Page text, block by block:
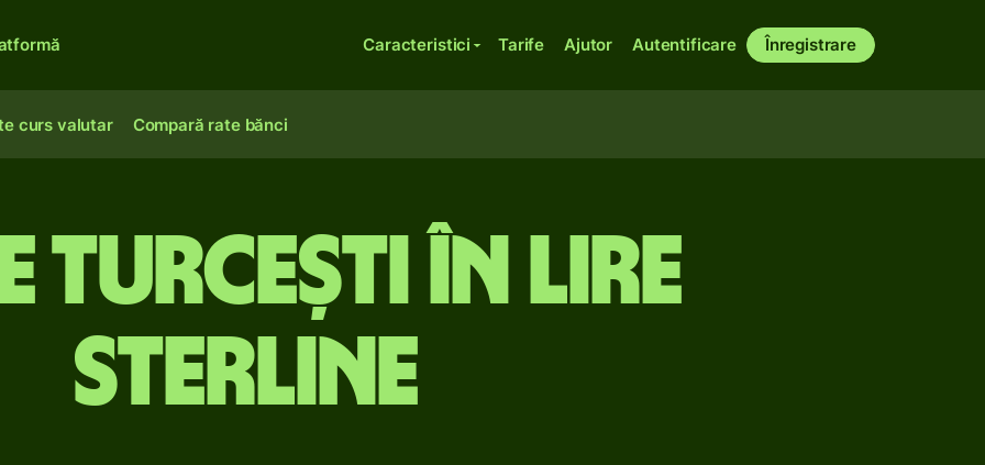
Caracteristici Tarife Ajutor Autentificare Înregistrare
curs valutar Compară rate bănci
turcești în lire
sterline